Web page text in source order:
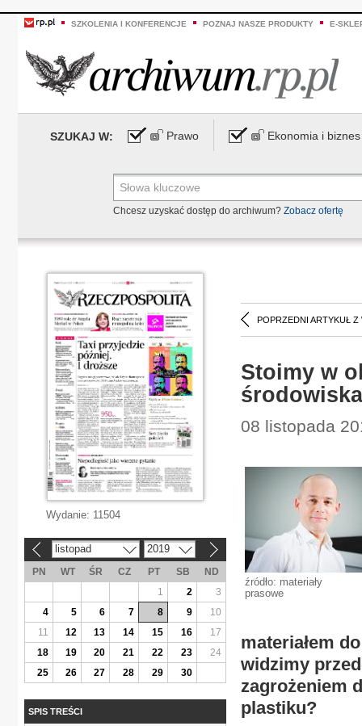
SZKOLENIA I KONFERENCJE POZNAJ NASZE PRODUKTY E-
SZUKAJ W: Prawo Ekonomia i biznes
Chcesz uzyskać dostęp do archiwum? Zobacz ofertę
POPRZEDNI ARTYKUŁ Z
Stoimy w
środowiska
08 listopada
źródło: materiały
prasowe
materiałem
widzimy
zagrożeniem
plastiku?
Wydanie: 11504
listopad 2019
PN WT ŚR CZ PT SB
ND
1
2
3
4
5 6 7 8 9
10
11
12 13 14 15 16
17
18
19 20 21 22 23
24
25
26 27 28 29 30
SPIS TREŚCI